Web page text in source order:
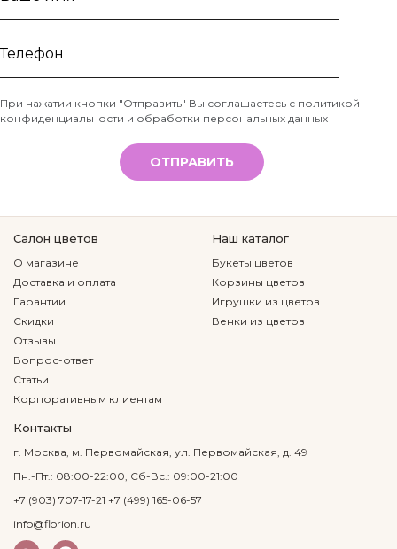
Ваше
Телефон
*
При нажатии кнопки "Отправить" Вы соглашаетесь с политикой
конфиденциальности и обработки персональных данных
ОТПРАВИТЬ
Салон цветов
О магазине
Доставка и оплата
Гарантии
Скидки
Отзывы
Вопрос-ответ
Статьи
Корпоративным клиентам
Наш каталог
Букеты цветов
Корзины цветов
Игрушки из цветов
Венки из цветов
Контакты
г. Москва, м. Первомайская, ул. Первомайская, д. 49
Пн.-Пт.: 08:00-22:00, Сб-Вс.: 09:00-21:00
+7 (903) 707-17-21 +7 (499) 165-06-57
info@florion.ru